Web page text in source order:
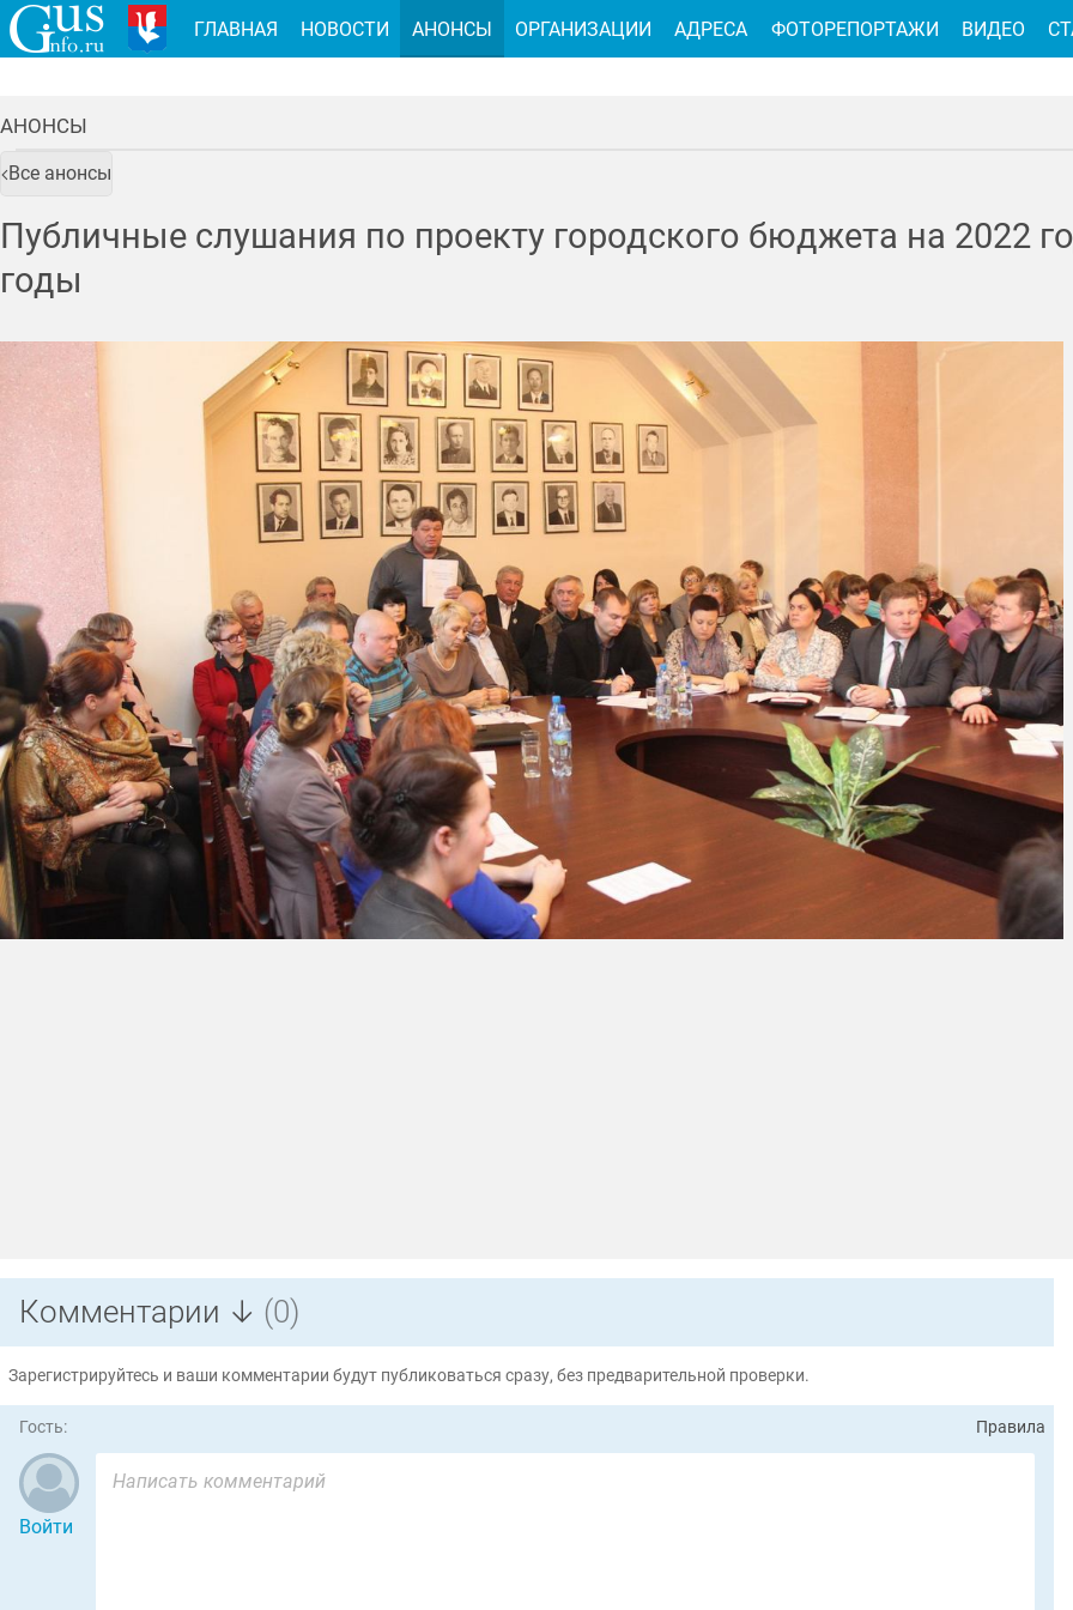
АНОНСЫ
Все анонсы
Публичные слушания по проекту городского бюджета на 2022
годы
Комментарии ↓ (0)
Зарегистрируйтесь и ваши комментарии будут публиковаться сразу, без предварительной проверки.
Гость: Правила
Войти
ГЛАВНАЯ НОВОСТИ АНОНСЫ ОРГАНИЗАЦИИ АДРЕСА ФОТОРЕПОРТАЖИ ВИДЕО